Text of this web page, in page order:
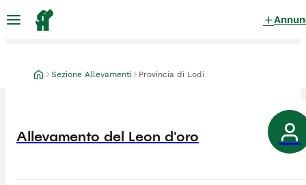
Sezione Allevamenti Provincia di Lodi
Allevamento del Leon d'oro